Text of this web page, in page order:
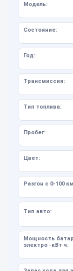
Модель:
Состояние:
Год:
Трансмиссия:
Тип топлива:
Пробег:
Цвет:
Разгон с 0-100
Тип авто:
Мощность
электро -кВт·ч: